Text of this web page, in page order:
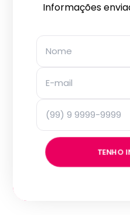
Informações
TENHO